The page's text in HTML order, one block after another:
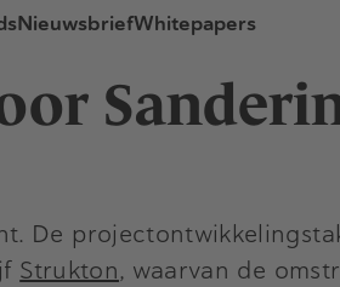
NieuwsbriefWhitepapers
De
Strukton, waarvan de